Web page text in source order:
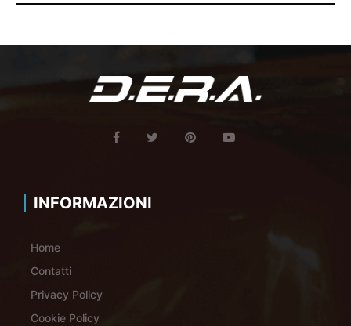
INFORMAZIONI
Home
Contatti
Privacy Policy
Cookie Policy